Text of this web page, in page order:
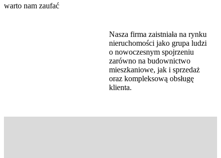
warto nam zaufać
Nasza firma zaistniała na rynku
nieruchomości jako grupa ludzi
o nowoczesnym spojrzeniu
zarówno na budownictwo
mieszkaniowe, jak i sprzedaż
oraz kompleksową obsługę
klienta.